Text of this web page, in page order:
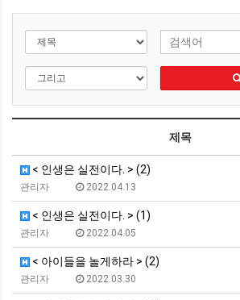
제목
< 인생은 실전이다. > (2)
관리자 2022.04.13
< 인생은 실전이다. > (1)
관리자 2022.04.05
< 아이들을 놀게하라 > (2)
관리자 2022.03.30